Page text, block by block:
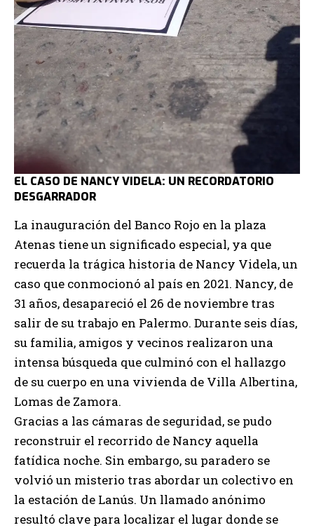
EL CASO DE NANCY VIDELA: UN RECORDATORIO
DESGARRADOR
La inauguración del Banco Rojo en la plaza
Atenas tiene un significado especial, ya que
recuerda la trágica historia de Nancy Videla, un
caso que conmocionó al país en 2021. Nancy, de
31 años, desapareció el 26 de noviembre tras
salir de su trabajo en Palermo. Durante seis días,
su familia, amigos y vecinos realizaron una
intensa búsqueda que culminó con el hallazgo
de su cuerpo en una vivienda de Villa Albertina,
Lomas de Zamora.
Gracias a las cámaras de seguridad, se pudo
reconstruir el recorrido de Nancy aquella
fatídica noche. Sin embargo, su paradero se
volvió un misterio tras abordar un colectivo en
la estación de Lanús. Un llamado anónimo
resultó clave para localizar el lugar donde se